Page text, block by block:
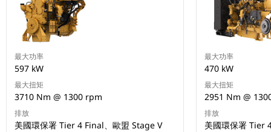
最大功率
597 kW
最大扭矩
3710 Nm @ 1300 rpm
排放
美國環保署 Tier 4 Final、歐盟 Stage V
最大功率
470 kW
最大扭矩
2951 Nm @
排放
美國環保署 Tier